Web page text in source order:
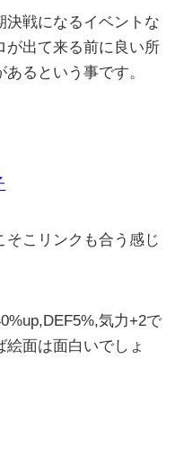
決戦になるイベントな
が出て来る前に良い所
るという事です。
こリンクも合う感じ
気力+2で
面は面白いでしょ